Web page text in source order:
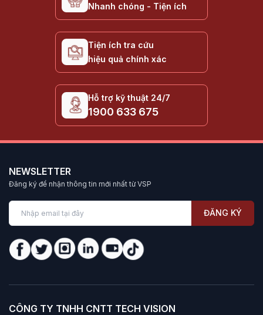
Nhanh chóng - Tiện ích
Tiện ích tra cứu
hiệu quả chính xác
Hỗ trợ kỹ thuật 24/7
1900 633 675
NEWSLETTER
Đăng ký để nhận thông tin mới nhất từ VSP
ĐĂNG KÝ
CÔNG TY TNHH CNTT TECH VISION